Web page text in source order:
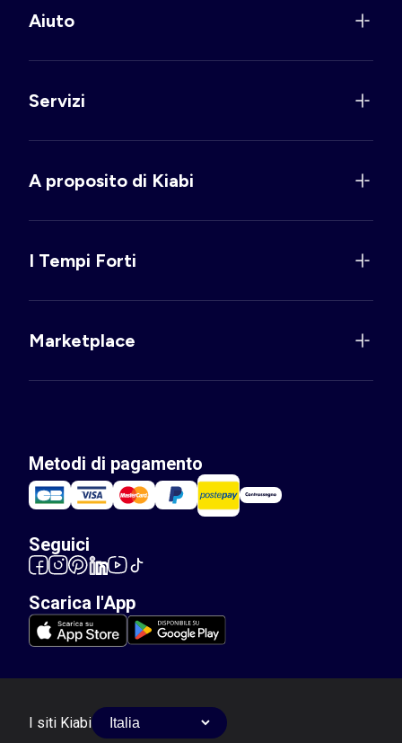
Aiuto
Servizi
A proposito di Kiabi
I Tempi Forti
Marketplace
Metodi di pagamento
Seguici
Scarica l'App
I siti Kiabi